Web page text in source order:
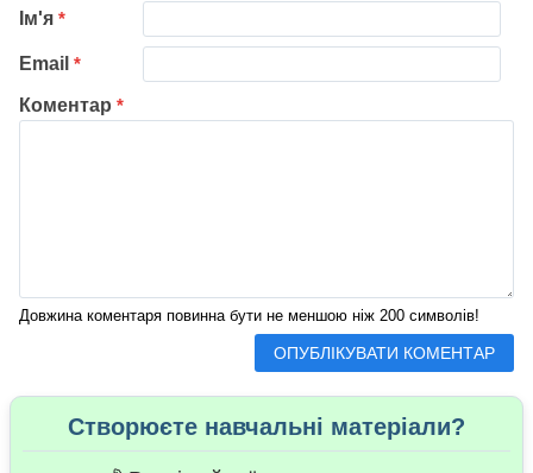
Коментар *
Довжина коментаря повинна бути не меншою ніж 200 символів!
Ім'я *
Email *
Створюєте навчальні матеріали?